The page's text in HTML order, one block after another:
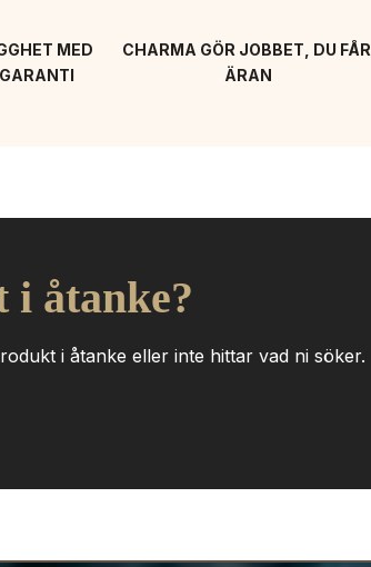
MED
CHARMA GÖR JOBBET, DU FÅR
ÄRAN
i åtanke?
i åtanke eller inte hittar vad ni söker.